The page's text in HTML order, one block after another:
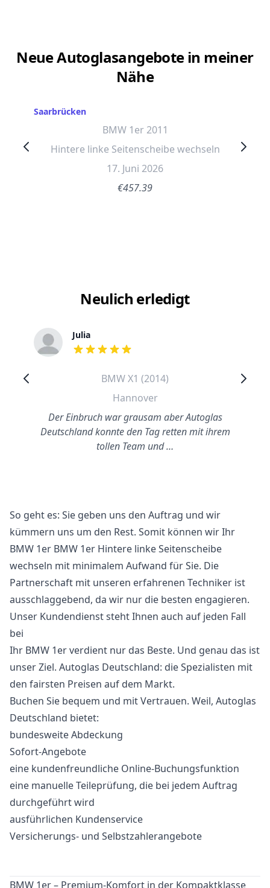
Neue Autoglasangebote in meiner
Nähe
Saarbrücken
BMW 1er 2011
Hintere linke Seitenscheibe wechseln
17. Juni 2026
€457.39
Neulich erledigt
Julia
out of 5 stars
BMW X1 (2014)
Hannover
Der Einbruch war grausam aber Autoglas
Deutschland konnte den Tag retten mit ihrem
tollen Team und …
So geht es: Sie geben uns den Auftrag und wir
kümmern uns um den Rest. Somit können wir Ihr
BMW 1er BMW 1er Hintere linke Seitenscheibe
wechseln mit minimalem Aufwand für Sie. Die
Partnerschaft mit unseren erfahrenen Techniker ist
ausschlaggebend, da wir nur die besten engagieren.
Unser Kundendienst steht Ihnen auch auf jeden Fall
bei
Ihr BMW 1er verdient nur das Beste. Und genau das ist
unser Ziel. Autoglas Deutschland: die Spezialisten mit
den fairsten Preisen auf dem Markt.
Buchen Sie bequem und mit Vertrauen. Weil, Autoglas
Deutschland bietet:
bundesweite Abdeckung
Sofort-Angebote
eine kundenfreundliche Online-Buchungsfunktion
eine manuelle Teileprüfung, die bei jedem Auftrag
durchgeführt wird
ausführlichen Kundenservice
Versicherungs- und Selbstzahlerangebote
BMW 1er – Premium-Komfort in der Kompaktklasse